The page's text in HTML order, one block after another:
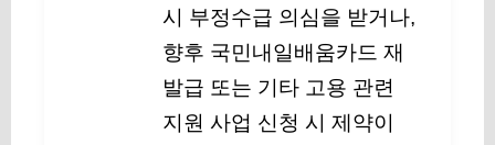
시 부정수급 의심을 받거나,
향후 국민내일배움카드 재
발급 또는 기타 고용 관련
지원 사업 신청 시 제약이